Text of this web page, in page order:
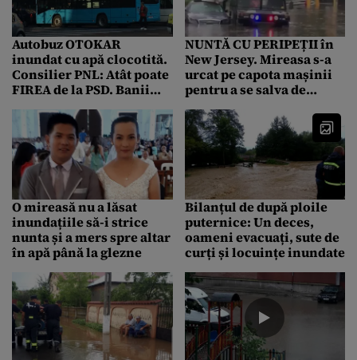
Autobuz OTOKAR
inundat cu apă clocotită.
Consilier PNL: Atât poate
FIREA de la PSD. Banii
NUNTĂ CU PERIPEȚII în
New Jersey. Mireasa s-a
urcat pe capota mașinii
pentru a se salva de
O mireasă nu a lăsat
inundațiile să-i strice
nunta și a mers spre altar
în apă până la glezne
Bilanțul de după ploile
puternice: Un deces,
oameni evacuați, sute de
curți și locuințe inundate